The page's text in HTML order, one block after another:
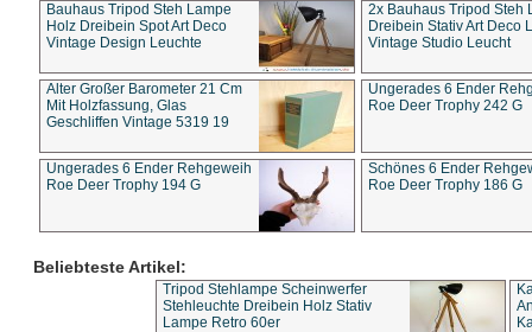
Bauhaus Tripod Steh Lampe
Holz Dreibein Spot Art Deco
Vintage Design Leuchte
2x Bauhaus Tripod Steh
Dreibein Stativ Art Deco
Vintage Studio Leucht
Alter Großer Barometer 21 Cm
Mit Holzfassung, Glas
Geschliffen Vintage 5319 19
Ungerades 6 Ender
Roe Deer Trophy 242 G
Ungerades 6 Ender Rehgeweih
Roe Deer Trophy 194 G
Schönes 6 Ender
Roe Deer Trophy 186 G
Beliebteste Artikel:
Tripod Stehlampe Scheinwerfer
Stehleuchte Dreibein Holz Stativ
Lampe Retro 60er